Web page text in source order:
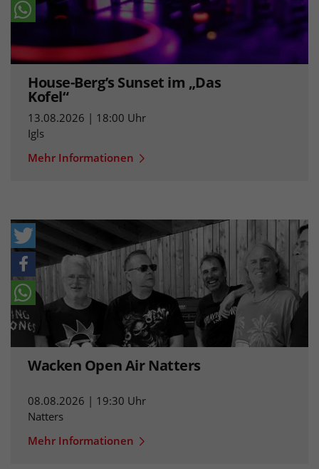
House-Berg’s Sunset im „Das
Kofel“
13.08.2026 | 18:00 Uhr
Igls
Mehr Informationen
Wacken Open Air Natters
08.08.2026 | 19:30 Uhr
Natters
Mehr Informationen